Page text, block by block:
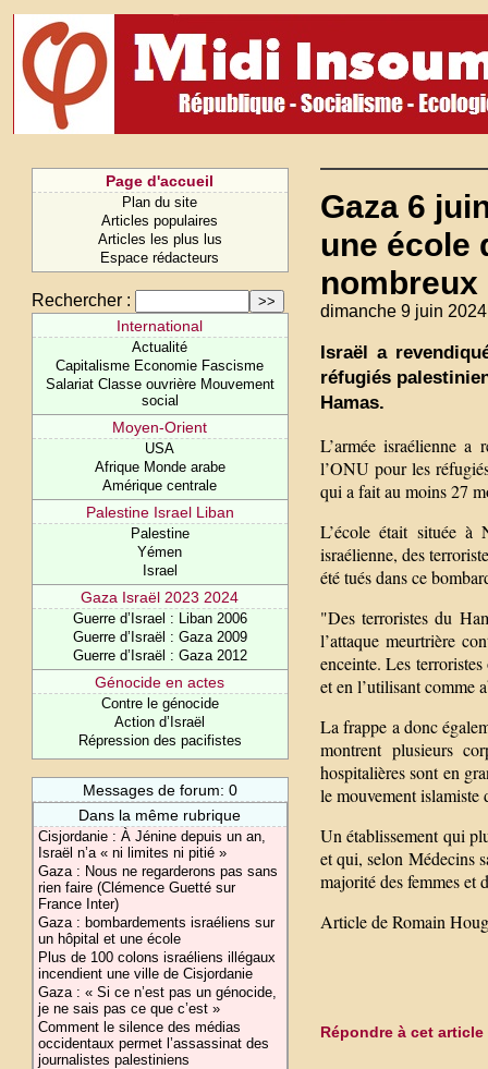
Page d'accueil
Plan du site
Articles populaires
Articles les plus lus
Espace rédacteurs
Rechercher :
International
Actualité
Capitalisme Economie Fascisme
Salariat Classe ouvrière Mouvement
social
Moyen-Orient
USA
Afrique Monde arabe
Amérique centrale
Palestine Israel Liban
Palestine
Yémen
Israel
Gaza Israël 2023 2024
Guerre d’Israel : Liban 2006
Guerre d’Israël : Gaza 2009
Guerre d’Israël : Gaza 2012
Génocide en actes
Contre le génocide
Action d’Israël
Répression des pacifistes
Messages de forum: 0
Dans la même rubrique
Cisjordanie : À Jénine depuis un an,
Israël n’a « ni limites ni pitié »
Gaza : Nous ne regarderons pas sans
rien faire (Clémence Guetté sur
France Inter)
Gaza : bombardements israéliens sur
un hôpital et une école
Plus de 100 colons israéliens illégaux
incendient une ville de Cisjordanie
Gaza : « Si ce n’est pas un génocide,
je ne sais pas ce que c’est »
Comment le silence des médias
occidentaux permet l’assassinat des
journalistes palestiniens
Gaza 6
une école
dimanche 9 juin
Israël a
réfugiés
Hamas.
L’armée israélienne a
l’ONU pour les
qui a fait au moins 27
L’école était située à
israélienne, des
été tués dans ce
"Des terroristes du
l’attaque meurtrière
enceinte. Les
et en l’utilisant comme
La frappe a donc
montrent plusieurs
hospitalières sont en
le mouvement islamiste
Un établissement qui
et qui, selon Médecins
majorité des femmes et
Article de Romain
Répondre à cet article